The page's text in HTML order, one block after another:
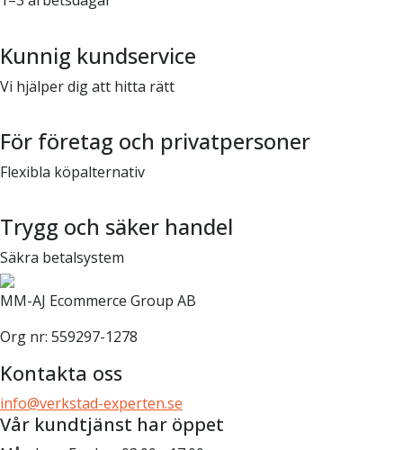
Kunnig kundservice
Vi hjälper dig att hitta rätt
För företag och privatpersoner
Flexibla köpalternativ
Trygg och säker handel
Säkra betalsystem
MM-AJ Ecommerce Group AB
Org nr: 559297-1278
Kontakta oss
info@verkstad-experten.se
Vår kundtjänst har öppet